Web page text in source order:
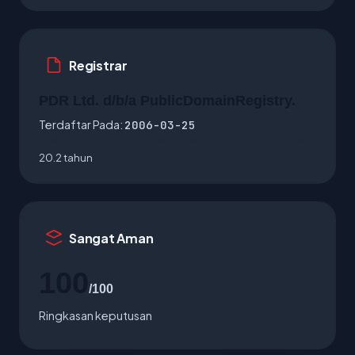
Registrar
Terdaftar Pada: 2006-03-25
20.2 tahun
Sangat Aman
/100
Ringkasan keputusan